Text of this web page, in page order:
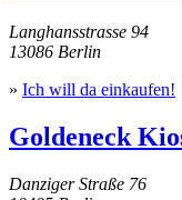
Langhansstrasse 94
13086 Berlin
» Ich will da einkaufen!
Goldeneck
Danziger Straße 76